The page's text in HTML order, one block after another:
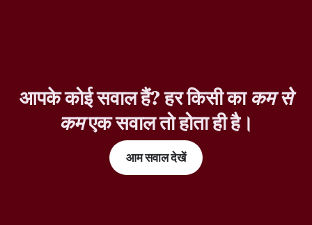
आपके कोई सवाल हैं? हर किसी काकम से
कमएक सवाल तो होता ही है।
आम सवाल देखें